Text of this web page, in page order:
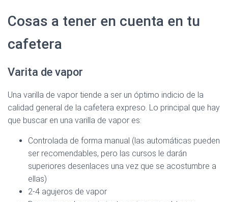
Ver en Amazon >
Cosas a tener en cuenta en tu
cafetera
Varita de vapor
Una varilla de vapor tiende a ser un óptimo indicio de la
calidad general de la cafetera expreso. Lo principal que hay
que buscar en una varilla de vapor es:
Controlada de forma manual (las automáticas pueden
ser recomendables, pero las cursos le darán
superiores desenlaces una vez que se acostumbre a
ellas)
2-4 agujeros de vapor